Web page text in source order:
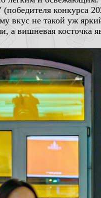
конкурса
вкус не такой уж
а вишневая косточка